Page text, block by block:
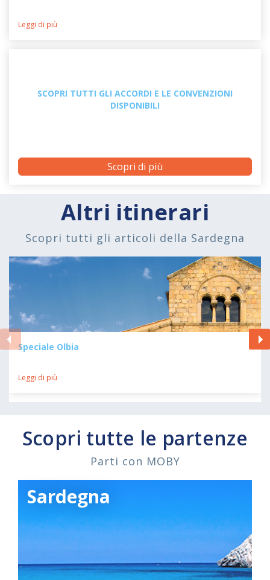
Leggi di più
SCOPRI TUTTI GLI ACCORDI E LE CONVENZIONI
DISPONIBILI
Scopri di più
Altri itinerari
Scopri tutti gli articoli della Sardegna
Speciale Olbia
Leggi di più
Scopri tutte le partenze
Parti con MOBY
Sardegna